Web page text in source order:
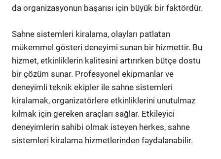
da organizasyonun başarısı için büyük bir faktördür.
Sahne sistemleri kiralama, olayları patlatan
mükemmel gösteri deneyimi sunan bir hizmettir. Bu
hizmet, etkinliklerin kalitesini artırırken bütçe dostu
bir çözüm sunar. Profesyonel ekipmanlar ve
deneyimli teknik ekipler ile sahne sistemleri
kiralamak, organizatörlere etkinliklerini unutulmaz
kılmak için gereken araçları sağlar. Etkileyici
deneyimlerin sahibi olmak isteyen herkes, sahne
sistemleri kiralama hizmetlerinden faydalanabilir.